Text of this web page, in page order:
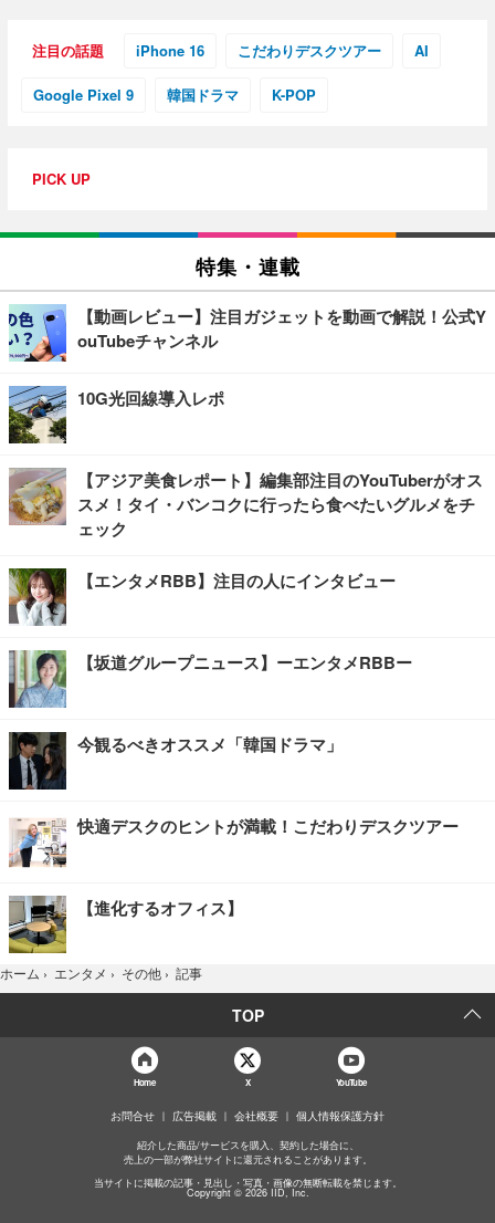
注目の話題 iPhone 16 こだわりデスクツアー AI
Google Pixel 9 韓国ドラマ K-POP
PICK UP
特集・連載
【動画レビュー】注目ガジェットを動画で解説！公式Y
ouTubeチャンネル
10G光回線導入レポ
【アジア美食レポート】編集部注目のYouTuberがオス
スメ！タイ・バンコクに行ったら食べたいグルメをチ
ェック
【エンタメRBB】注目の人にインタビュー
【坂道グループニュース】ーエンタメRBBー
今観るべきオススメ「韓国ドラマ」
快適デスクのヒントが満載！こだわりデスクツアー
【進化するオフィス】
ホーム › エンタメ › その他 › 記事
TOP
Home X YouTube
お問合せ 広告掲載 会社概要 個人情報保護方針
紹介した商品/サービスを購入、契約した場合に、
売上の一部が弊社サイトに還元されることがあります。
当サイトに掲載の記事・見出し・写真・画像の無断転載を禁じます。
Copyright © 2026 IID, Inc.